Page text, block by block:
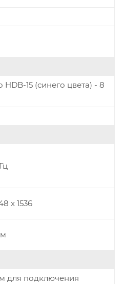
HDB-15 (синего цвета) - 8
x 1536
для подключения